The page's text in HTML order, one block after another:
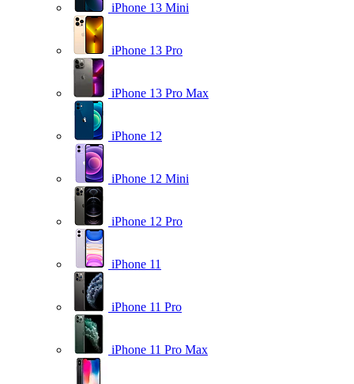
iPhone 13 Mini
iPhone 13 Pro
iPhone 13 Pro Max
iPhone 12
iPhone 12 Mini
iPhone 12 Pro
iPhone 11
iPhone 11 Pro
iPhone 11 Pro Max